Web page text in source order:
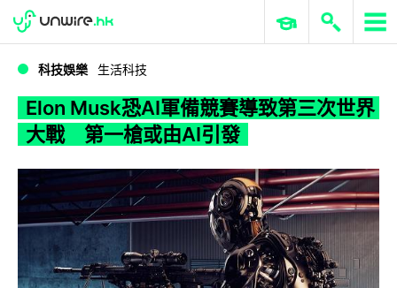
WWDC 2026 ERP 與商業 AI
科技娛樂 生活科技
Elon Musk恐AI軍備競賽導致第三次世界
大戰 第一槍或由AI引發